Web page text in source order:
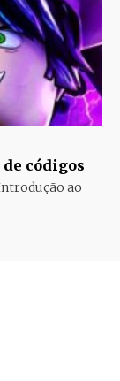
códigos
ao